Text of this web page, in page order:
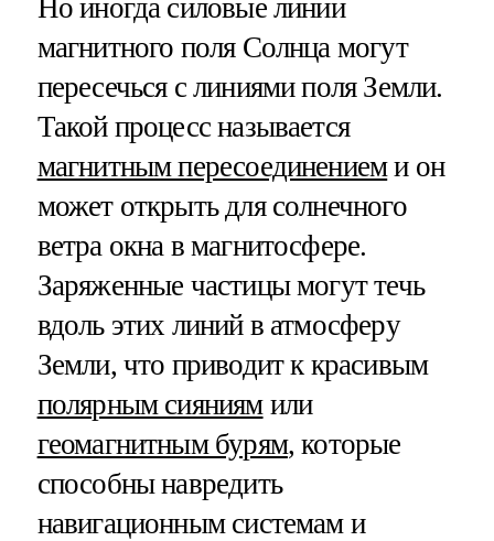
Но иногда силовые линии
магнитного поля Солнца могут
пересечься с линиями поля Земли.
Такой процесс называется
магнитным пересоединениеми он
может открыть для солнечного
ветра окна в магнитосфере.
Заряженные частицы могут течь
вдоль этих линий в атмосферу
Земли, что приводит к красивым
полярным сияниямили
геомагнитным бурям, которые
способны навредить
навигационным системам и